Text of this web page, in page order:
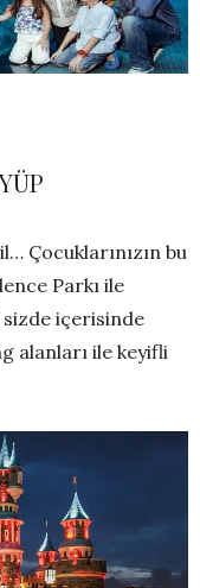
Çocuklarınızın bu
Parkı ile
sizde içerisinde
alanları ile keyifli